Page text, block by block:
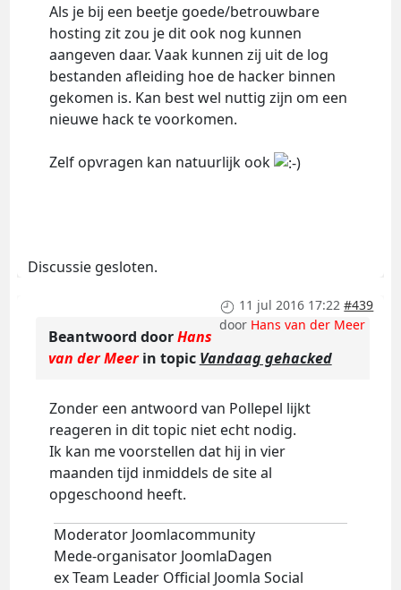
Als je bij een beetje goede/betrouwbare
hosting zit zou je dit ook nog kunnen
aangeven daar. Vaak kunnen zij uit de log
bestanden afleiding hoe de hacker binnen
gekomen is. Kan best wel nuttig zijn om een
nieuwe hack te voorkomen.
Zelf opvragen kan natuurlijk ook
Discussie gesloten.
11 jul 2016 17:22 #439
door Hans van der Meer
Beantwoord doorHans
van der Meerin topic Vandaag gehacked
Zonder een antwoord van Pollepel lijkt
reageren in dit topic niet echt nodig.
Ik kan me voorstellen dat hij in vier
maanden tijd inmiddels de site al
opgeschoond heeft.
Moderator Joomlacommunity
Mede-organisator JoomlaDagen
ex Team Leader Official Joomla Social